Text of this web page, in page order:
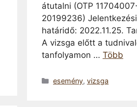
átutalni (OTP
20199236) Jelentkezési
határidő: 2022.11.25.
A vizsga előtt a
tanfolyamon … Több
Kategória
esemény,vizsga